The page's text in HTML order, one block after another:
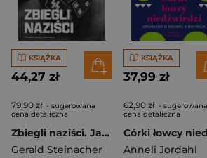
KSIĄŻKA
44,27 zł
79,90 zł - sugerowana
cena detaliczna
Zbiegli naziści. Jak hitlerowscy zbrodniarze uciekli przed sprawiedliwością wyd. 3
Gerald Steinacher
KSIĄŻKA
37,99 zł
62,90 zł - sugerowana
cena detaliczna
Anneli Jordahl